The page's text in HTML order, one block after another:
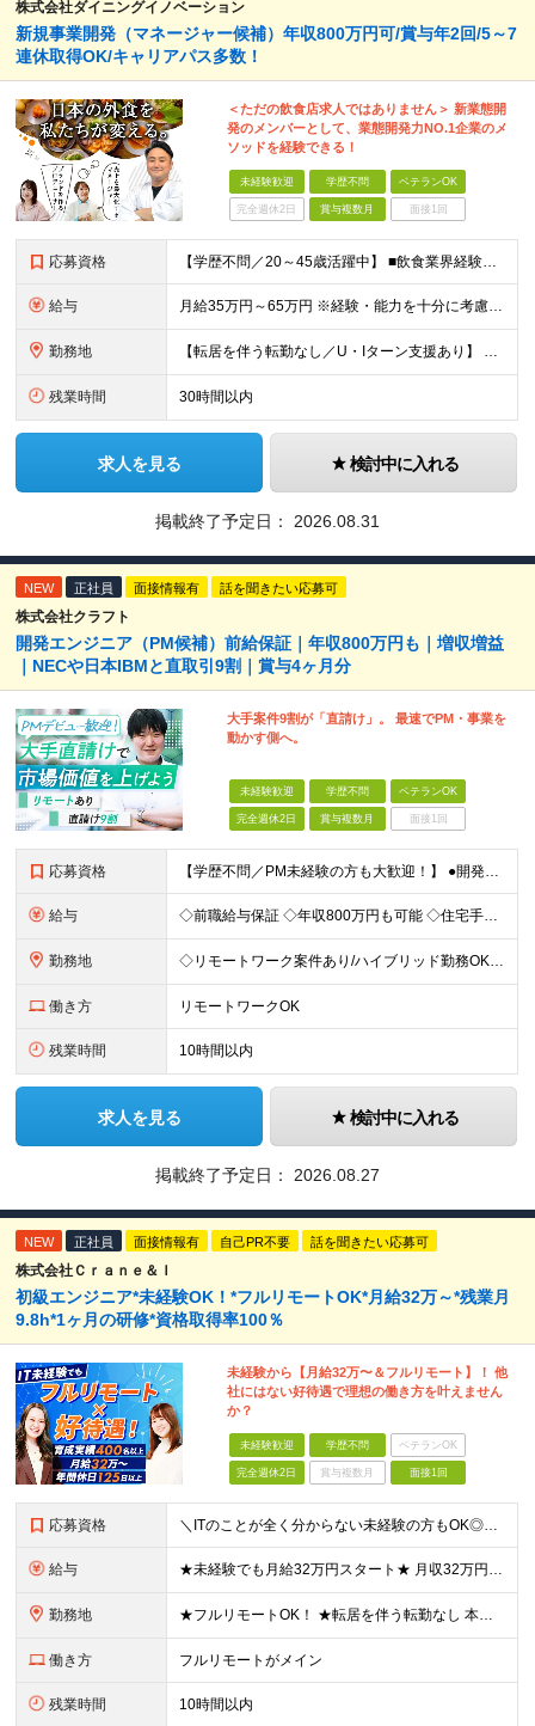
株式会社ダイニングイノベーション
新規事業開発（マネージャー候補）年収800万円可/賞与年2回/5～7
連休取得OK/キャリアパス多数！
＜ただの飲食店求人ではありません＞ 新業態開
発のメンバーとして、業態開発力NO.1企業のメ
ソッドを経験できる！
未経験歓迎 学歴不問 ベテランOK
完全週休2日 賞与複数月 面接1回
応募資格 【学歴不問／20～45歳活躍中】 ■飲食業界経験および販売／サービスの経験がある方を歓迎します 例えば「もっとこうすれば売れるのに」というアイデアを形にしたい方、経営陣に近いポジションでビジネスを
給与 月給35万円～65万円 ※経験・能力を十分に考慮し決定。 ※月給35万円～48万円までは非管理職となりますので、 上記月給には、月30時間分の固定残業代（61,620円～84,508円）および月10
勤務地 【転居を伴う転勤なし／U・Iターン支援あり】 本社（恵比寿）または当社が運営する東京都内の直営店舗での勤務 ※配属先は経験・希望・プロジェクト内容を踏まえて決定します。 ★社宅・引越支援制度あり（
残業時間 30時間以内
求人を見る 検討中に入れる
掲載終了予定日： 2026.08.31
NEW 正社員 面接情報有 話を聞きたい応募可
株式会社クラフト
開発エンジニア（PM候補）前給保証｜年収800万円も｜増収増益
｜NECや日本IBMと直取引9割｜賞与4ヶ月分
大手案件9割が「直請け」。 最速でPM・事業を
動かす側へ。
未経験歓迎 学歴不問 ベテランOK
完全週休2日 賞与複数月 面接1回
応募資格 【学歴不問／PM未経験の方も大歓迎！】 ●開発エンジニアとしての実務経験をお持ちの方 ～採用担当者より～ 「PM経験が一切ない」という方もご心配なく！ 面接で一番大切にしているのは「これまでどんな業
給与 ◇前職給与保証 ◇年収800万円も可能 ◇住宅手当・賞与年間4か月支給実績あり＋業績により、別途決算賞与あり 【PM・PL候補】 数名規模のチームでの進捗管理や、後輩・メンバーの指導・フォロー経験が
勤務地 ◇リモートワーク案件あり/ハイブリッド勤務OK 【本社】東京都豊島区高田3-14-29 KDX高田馬場ビル2F ┗都内、神奈川県のプロジェクト先での勤務もございます。 ＜プロジェクト先エリア例＞
働き方 リモートワークOK
残業時間 10時間以内
求人を見る 検討中に入れる
掲載終了予定日： 2026.08.27
NEW 正社員 面接情報有 自己PR不要 話を聞きたい応募可
株式会社Ｃｒａｎｅ＆Ｉ
初級エンジニア*未経験OK！*フルリモートOK*月給32万～*残業月
9.8h*1ヶ月の研修*資格取得率100％
未経験から【月給32万〜＆フルリモート】！ 他
社にはない好待遇で理想の働き方を叶えません
か？
未経験歓迎 学歴不問 ベテランOK
完全週休2日 賞与複数月 面接1回
応募資格 ＼ITのことが全く分からない未経験の方もOK◎／≪ポテンシャル採用実施中≫ ★未経験OK！フリータからの正社員デビューもOK！ ★学歴不問 ≪こんな方にピッタリです！≫ ◎未経験から本気でエンジニア
給与 ★未経験でも月給32万円スタート★ 月収32万円～35万円＋各種手当（資格手当だけで毎月15万の上乗せ実績あり！） ★資格手当豊富！1資格につき最大3万円支給 ★功績手当の導入で、毎月のお給与に上乗
勤務地 ★フルリモートOK！ ★転居を伴う転勤なし 本社またはプロジェクト先にて勤務いただきます！ ※プロジェクト先は一都三県及び23区内がメイン 【本社】 東京都新宿区神楽坂1-2 研究社英語センタービ
働き方 フルリモートがメイン
残業時間 10時間以内